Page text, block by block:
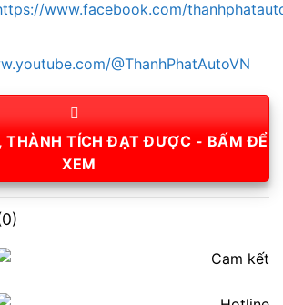
www.facebook.com/
@ThanhPhatAutoVN
THÀNH TÍCH ĐẠT ĐƯỢC - BẤM ĐỂ
XEM